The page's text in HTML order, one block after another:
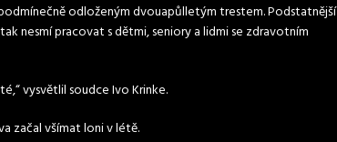
odloženým dvouapůlletým trestem. Podstatnější
nesmí pracovat s dětmi, seniory a lidmi se zdravotním
vysvětlil soudce Ivo Krinke.
začal všímat loni v létě.